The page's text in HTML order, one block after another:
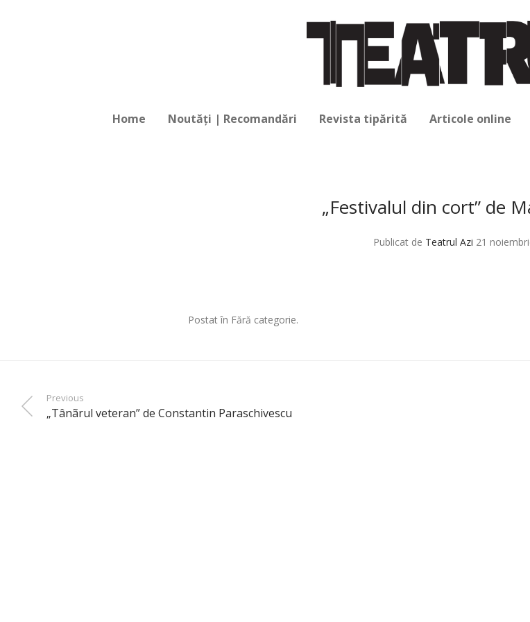
Home Noutăți | Recomandări Revista tipărită Articole online
„Festivalul din cort” de
Publicat de Teatrul Azi 21
Postat în Fără categorie.
Previous
„Tânãrul veteran” de Constantin Paraschivescu